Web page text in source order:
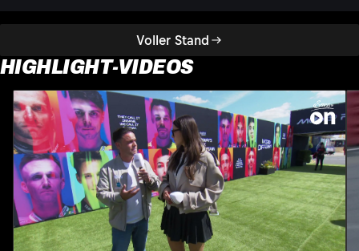
Voller Stand
HIGHLIGHT-VIDEOS